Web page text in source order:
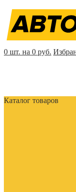
0 шт. на 0 руб.
Каталог товаров